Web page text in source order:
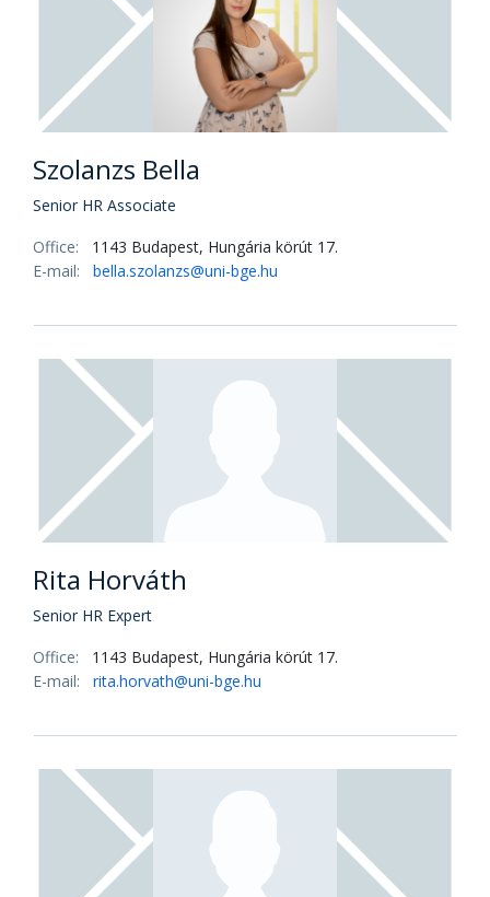
Szolanzs Bella
Senior HR Associate
Office:
1143 Budapest, Hungária körút 17.
E-mail:
bella.szolanzs@uni-bge.hu
Rita Horváth
Senior HR Expert
Office:
1143 Budapest, Hungária körút 17.
E-mail:
rita.horvath@uni-bge.hu